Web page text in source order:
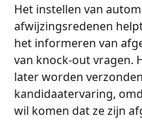
Het instellen van
afwijzingsredenen
het informeren van
van knock-out vragen.
later worden
kandidaatervaring,
wil komen dat ze zijn